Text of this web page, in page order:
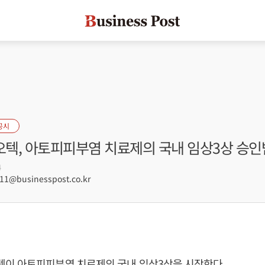
시
, 아토피피부염 치료제의 국내 임상3상 승